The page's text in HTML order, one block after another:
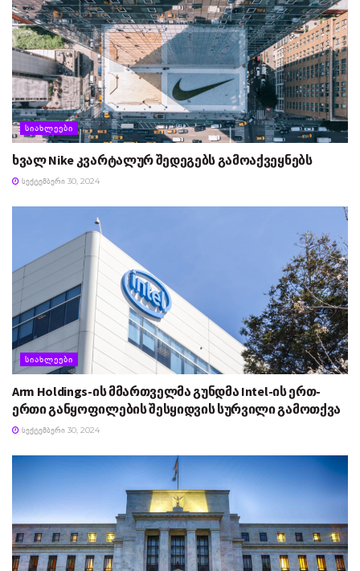
ᲡᲘᲐᲮᲚᲔᲔᲑᲘ
ხვალ Nike კვარტალურ შედეგებს გამოაქვეყნებს
ᲡᲔᲥᲢᲔᲛᲑᲔᲠᲘ 30, 2024
ᲡᲘᲐᲮᲚᲔᲔᲑᲘ
Arm Holdings-ის მმართველმა გუნდმა Intel-ის ერთ-
ერთი განყოფილების შესყიდვის სურვილი გამოთქვა
ᲡᲔᲥᲢᲔᲛᲑᲔᲠᲘ 30, 2024